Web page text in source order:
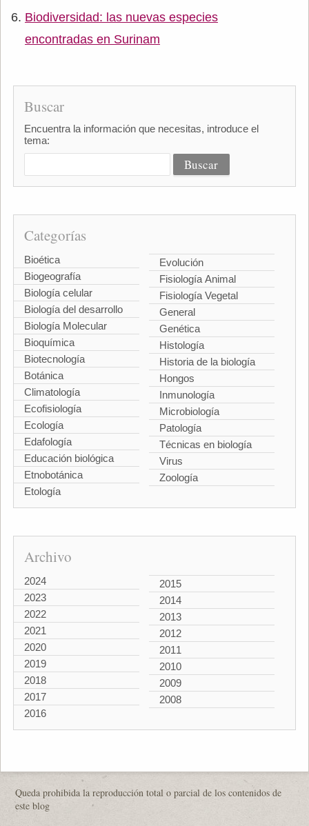
Biodiversidad: las nuevas especies
encontradas en Surinam
Buscar
Encuentra la información que necesitas, introduce el
tema:
Categorías
Bioética
Biogeografía
Biología celular
Biología del desarrollo
Biología Molecular
Bioquímica
Biotecnología
Botánica
Climatología
Ecofisiología
Ecología
Edafología
Educación biológica
Etnobotánica
Etología
Evolución
Fisiología Animal
Fisiología Vegetal
General
Genética
Histología
Historia de la biología
Hongos
Inmunología
Microbiología
Patología
Técnicas en biología
Virus
Zoología
Archivo
2024
2023
2022
2021
2020
2019
2018
2017
2016
2015
2014
2013
2012
2011
2010
2009
2008
Queda prohibida la reproducción total o parcial de los contenidos de
este blog